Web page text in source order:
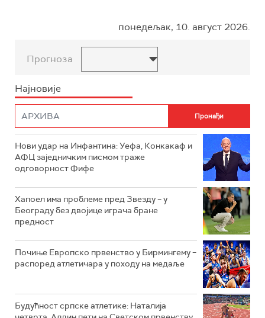
понедељак, 10. август 2026.
Прогноза
Најновије
Нови удар на Инфантина: Уефа, Конкакаф и
АФЦ заједничким писмом траже
одговорност Фифе
Хапоел има проблеме пред Звезду – у
Београду без двојице играча бране
предност
Почиње Европско првенство у Бирмингему –
распоред атлетичара у походу на медаље
Будућност српске атлетике: Наталија